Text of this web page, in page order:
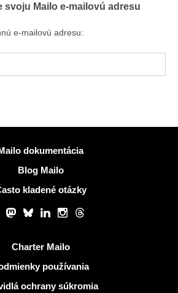
svoju Mailo e-mailovú adresu
e-mailovú adresu:
dokumentácia
Blog Mailo
kladené otázky
Mastodon
BlueskyLinkedInInstagram
Threads
Charter Mailo
používania
ochrany súkromia